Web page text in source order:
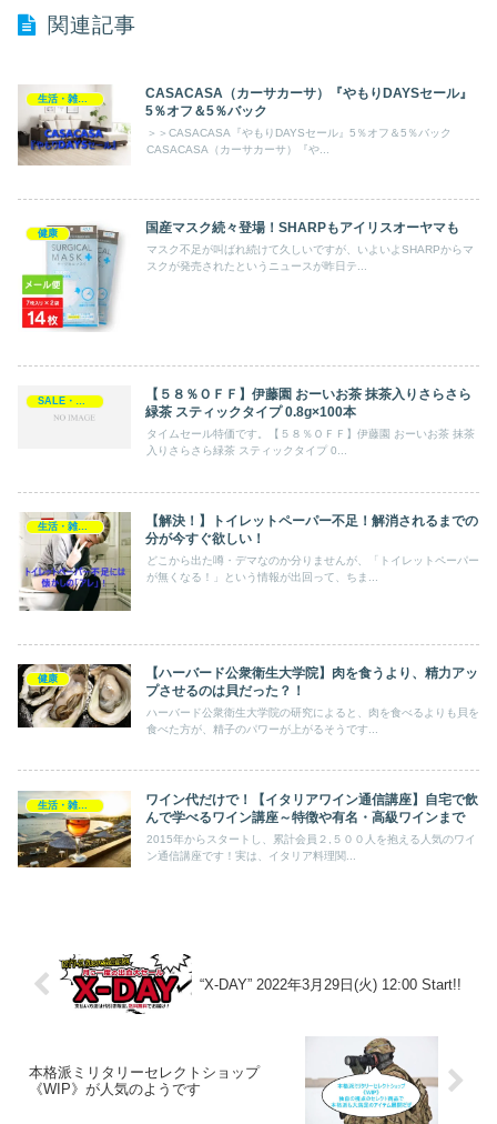
関連記事
生活・雑貨・家電
CASACASA（カーサカーサ）『やもりDAYSセール』
5％オフ＆5％バック
＞＞CASACASA『やもりDAYSセール』5％オフ＆5％バック
CASACASA（カーサカーサ）『や...
健康 国産マスク続々登場！SHARPもアイリスオーヤマも
マスク不足が叫ばれ続けて久しいですが、いよいよSHARPからマ
スクが発売されたというニュースが昨日テ...
【５８％ＯＦＦ】伊藤園 おーいお茶 抹茶入りさらさら
緑茶 スティックタイプ 0.8g×100本
タイムセール特価です。【５８％ＯＦＦ】伊藤園 おーいお茶 抹茶
入りさらさら緑茶 スティックタイプ 0...
生活・雑貨・家電
【解決！】トイレットペーパー不足！解消されるまでの
分が今すぐ欲しい！
どこから出た噂・デマなのか分りませんが、「トイレットペーパー
が無くなる！」という情報が出回って、ちま...
健康
【ハーバード公衆衛生大学院】肉を食うより、精力アッ
プさせるのは貝だった？！
ハーバード公衆衛生大学院の研究によると、肉を食べるよりも貝を
食べた方が、精子のパワーが上がるそうです...
生活・雑貨・家電
ワイン代だけで！【イタリアワイン通信講座】自宅で飲
んで学べるワイン講座～特徴や有名・高級ワインまで
2015年からスタートし、累計会員２,５００人を抱える人気のワイ
ン通信講座です！実は、イタリア料理関...
“X-DAY” 2022年3月29日(火) 12:00 Start!!
本格派ミリタリーセレクトショップ
《WIP》が人気のようです